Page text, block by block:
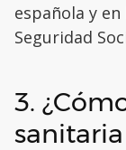
española y
Seguridad
3.